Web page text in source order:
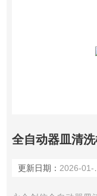
全自动器皿清
更新日期： 2026-01-14